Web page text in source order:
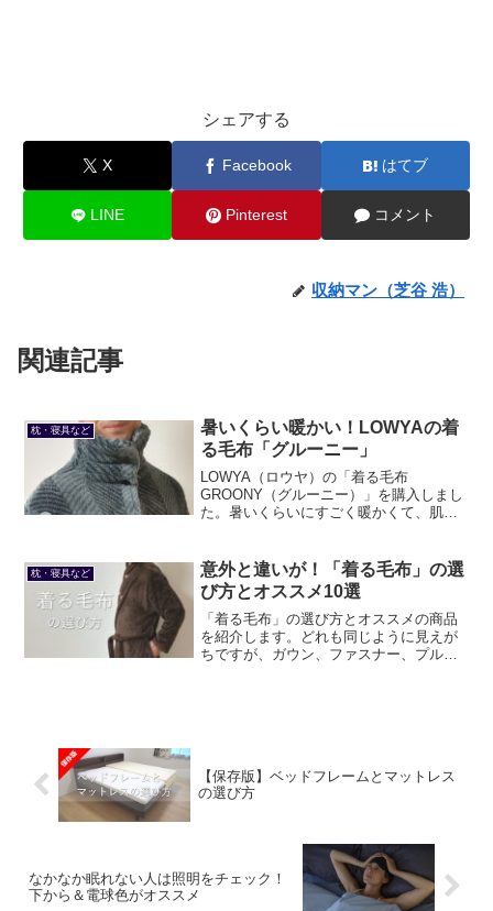
シェアする
X Facebook はてブ
LINE Pinterest コメント
収納マン（芝谷 浩）
関連記事
枕・寝具など
暑いくらい暖かい！LOWYAの着
る毛布「グルーニー」
LOWYA（ロウヤ）の「着る毛布
GROONY（グルーニー）」を購入しまし
た。暑いくらいにすごく暖かくて、肌触
用している「fondan（フォンダン）着る
毛布」と比較しても納得のコスパです。
枕・寝具など
意外と違いが！「着る毛布」の選
び方とオススメ10選
「着る毛布」の選び方とオススメの商品
を紹介します。どれも同じように見えが
ちですが、ガウン、ファスナー、プルオ
【保存版】ベッドフレームとマットレス
の選び方
なかなか眠れない人は照明をチェック！
下から＆電球色がオススメ